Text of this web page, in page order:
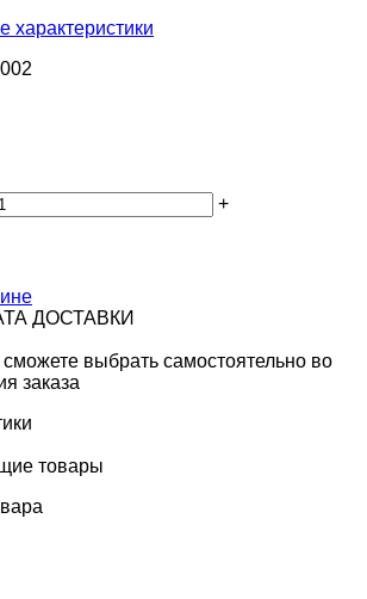
характеристики
+
ДОСТАВКИ
выбрать самостоятельно во
заказа
товары